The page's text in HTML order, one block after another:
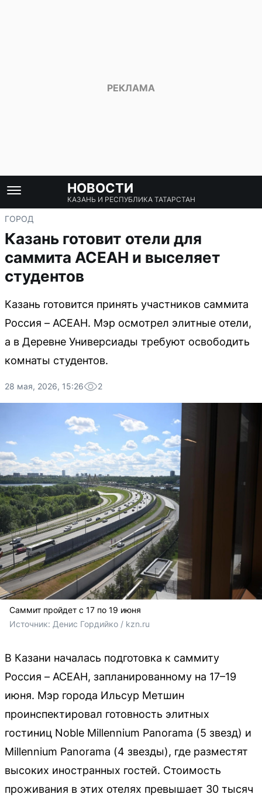
НОВОСТИ
КАЗАНЬ И РЕСПУБЛИКА ТАТАРСТАН
ГОРОД
Казань готовит отели для
саммита АСЕАН и выселяет
студентов
Казань готовится принять участников саммита
Россия – АСЕАН. Мэр осмотрел элитные отели,
а в Деревне Универсиады требуют освободить
комнаты студентов.
28 мая, 2026, 15:26 2
Саммит пройдет с 17 по 19 июня
Источник: Денис Гордийко / kzn.ru
В Казани началась подготовка к саммиту
Россия – АСЕАН, запланированному на 17–19
июня. Мэр города Ильсур Метшин
проинспектировал готовность элитных
гостиниц Noble Millennium Panorama (5 звезд) и
Millennium Panorama (4 звезды), где разместят
высоких иностранных гостей. Стоимость
проживания в этих отелях превышает 30 тысяч